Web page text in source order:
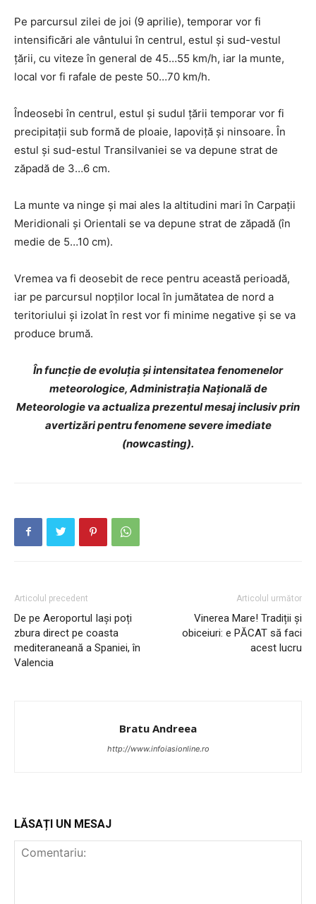
INFO IAȘI
PUBLICĂ GRATUIT ANUNȚUL TĂU!
Pe parcursul zilei de joi (9 aprilie), temporar vor fi
intensificări ale vântului în centrul, estul și sud-vestul
țării, cu viteze în general de 45…55 km/h, iar la munte,
local vor fi rafale de peste 50…70 km/h.
Îndeosebi în centrul, estul și sudul țării temporar vor fi
precipitații sub formă de ploaie, lapoviță și ninsoare. În
estul și sud-estul Transilvaniei se va depune strat de
zăpadă de 3…6 cm.
La munte va ninge și mai ales la altitudini mari în Carpații
Meridionali și Orientali se va depune strat de zăpadă (în
medie de 5…10 cm).
Vremea va fi deosebit de rece pentru această perioadă,
iar pe parcursul nopților local în jumătatea de nord a
teritoriului și izolat în rest vor fi minime negative și se va
produce brumă.
În funcţie de evoluţia şi intensitatea fenomenelor
meteorologice, Administraţia Naţională de
Meteorologie va actualiza prezentul mesaj inclusiv prin
avertizări pentru fenomene severe imediate
(nowcasting).
Articolul precedent
De pe Aeroportul Iași poți
zbura direct pe coasta
mediteraneană a Spaniei, în
Valencia
Articolul următor
Vinerea Mare! Tradiții și
obiceiuri: e PĂCAT să faci
acest lucru
Bratu Andreea
http://www.infoiasionline.ro
LĂSAȚI UN MESAJ